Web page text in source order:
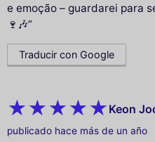
e emoção – guardarei para
🍷🎶”
Traducir con Google
Keon
publicado hace más de un año